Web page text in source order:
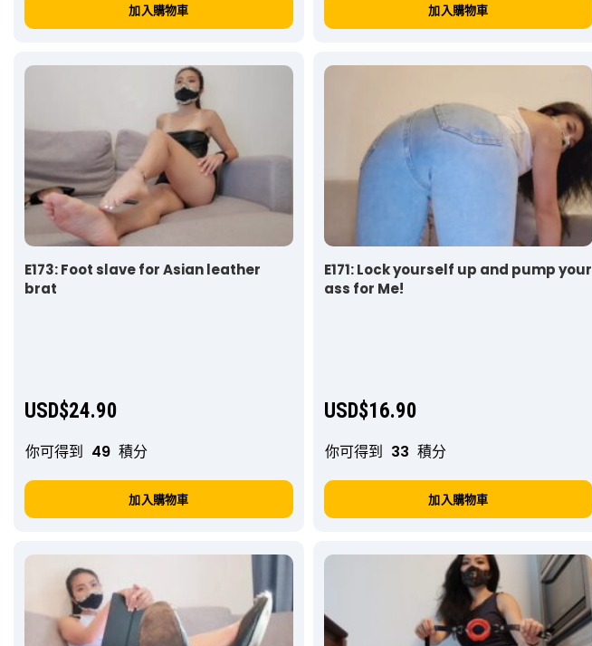
加入購物車 加入購物車
E173: Foot slave for Asian leather
brat
USD$24.90
你可得到 49 積分
加入購物車
E171: Lock yourself up and pump your
ass for Me!
USD$16.90
你可得到 33 積分
加入購物車